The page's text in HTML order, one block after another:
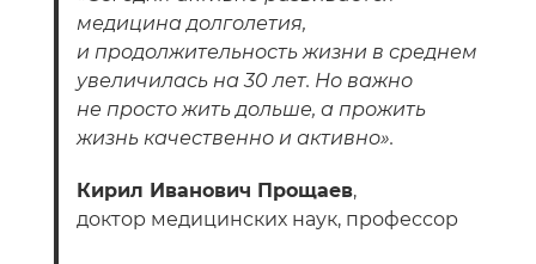
медицина долголетия,
и продолжительность жизни в среднем
увеличилась на 30 лет. Но важно
не просто жить дольше, а прожить
жизнь качественно и активно».
Кирил Иванович Прощаев,
доктор медицинских наук, профессор